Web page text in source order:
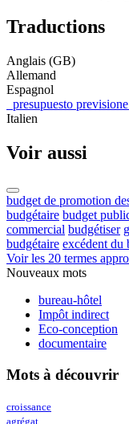
Traductions
Anglais (GB)
Allemand
Espagnol
presupuesto previsione
Italien
Voir aussi
budget de promotion
budgétaire budget
commercial budgétiser
budgétaire excédent du
Voir les 20 termes
Nouveaux mots
bureau-hôtel
Impôt indirect
Eco-conception
documentaire
Mots à découvrir
croissance
agrégat